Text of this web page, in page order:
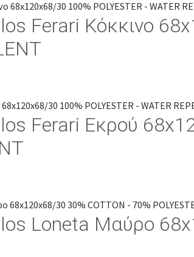
Ferari Κόκκινο
Ferari Εκρού
Loneta Μαύρο